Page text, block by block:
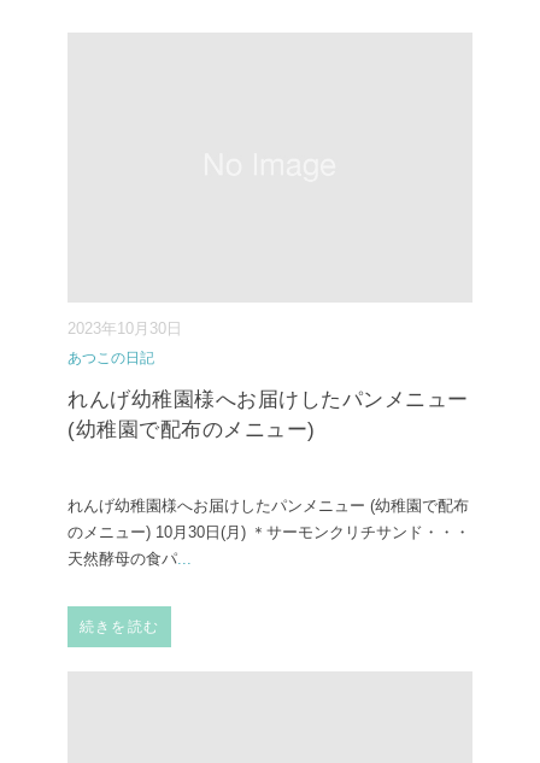
2023年10月30日
あつこの日記
れんげ幼稚園様へお届けしたパンメニュー
(幼稚園で配布のメニュー)
れんげ幼稚園様へお届けしたパンメニュー (幼稚園で配布
のメニュー)⁡ 10月30日(月) ⁡＊サーモンクリチサンド・・・
天然酵母の食パ...
続きを読む